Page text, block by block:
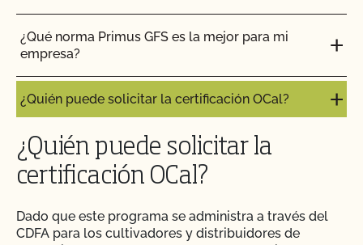
¿Qué norma Primus GFS es la mejor para mi
empresa?
¿Quién puede solicitar la certificación OCal?
¿Quién puede solicitar la
certificación OCal?
Dado que este programa se administra a través del
CDFA para los cultivadores y distribuidores de